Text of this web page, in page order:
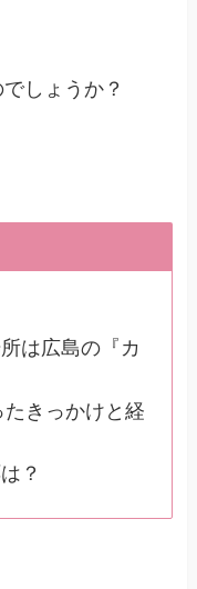
しょうか？
は広島の『カ
きっかけと経
？